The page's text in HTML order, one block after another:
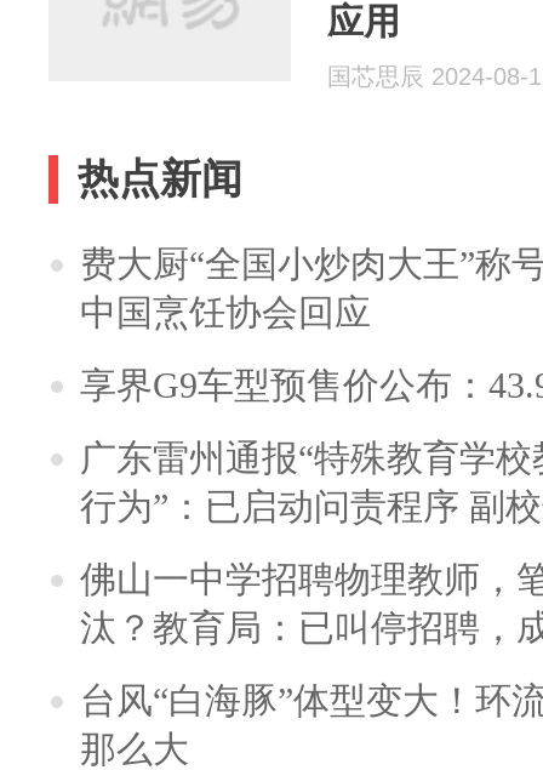
应用
国芯思辰 2024-08-
热点新闻
费大厨“全国小炒肉大王”称
中国烹饪协会回应
享界G9车型预售价公布：
广东雷州通报“特殊教育学
行为”：已启动问责程序 副
佛山一中学招聘物理教师，
汰？教育局：已叫停招聘，
台风“白海豚”体型变大！环
那么大